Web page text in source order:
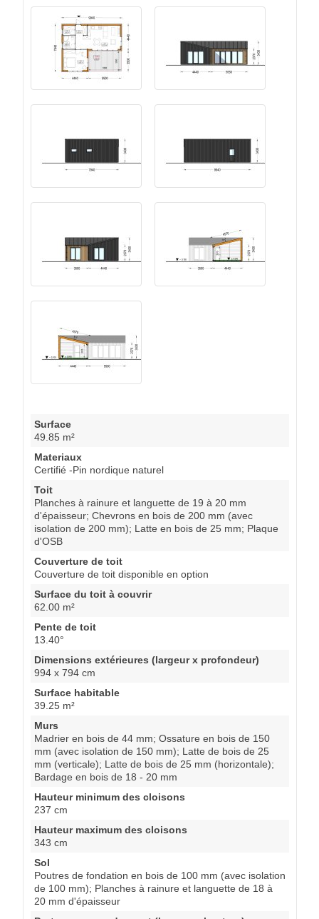
Surface
49.85 m²
Materiaux
Certifié -Pin nordique naturel
Toit
Planches à rainure et languette de 19 à 20 mm
d'épaisseur; Chevrons en bois de 200 mm (avec
isolation de 200 mm); Latte en bois de 25 mm; Plaque
d'OSB
Couverture de toit
Couverture de toit disponible en option
Surface du toit à couvrir
62.00 m²
Pente de toit
13.40°
Dimensions extérieures (largeur x profondeur)
994 x 794 cm
Surface habitable
39.25 m²
Murs
Madrier en bois de 44 mm; Ossature en bois de 150
mm (avec isolation de 150 mm); Latte de bois de 25
mm (verticale); Latte de bois de 25 mm (horizontale);
Bardage en bois de 18 - 20 mm
Hauteur minimum des cloisons
237 cm
Hauteur maximum des cloisons
343 cm
Sol
Poutres de fondation en bois de 100 mm (avec isolation
de 100 mm); Planches à rainure et languette de 18 à
20 mm d'épaisseur